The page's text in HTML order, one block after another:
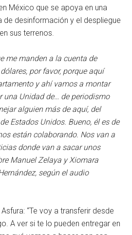
México que se apoya en una
de desinformación y el despliegue
sus terrenos.
me manden a la cuenta de
por favor, porque aquí
y ahí vamos a montar
una Unidad de… de periodismo
alguien más de aquí, del
Estados Unidos. Bueno, él es de
están colaborando. Nos van a
donde van a sacar unos
Manuel Zelaya y Xiomara
según el audio
“Te voy a transferir desde
A ver si te lo pueden entregar en